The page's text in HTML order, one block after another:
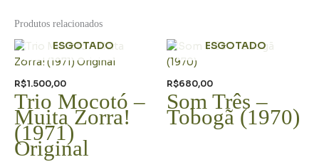
Produtos relacionados
ESGOTADO
R$1.500,00
Trio Mocotó –
Muita Zorra!
(1971)
Original
ESGOTADO
R$680,00
Som Três –
Tobogã (1970)